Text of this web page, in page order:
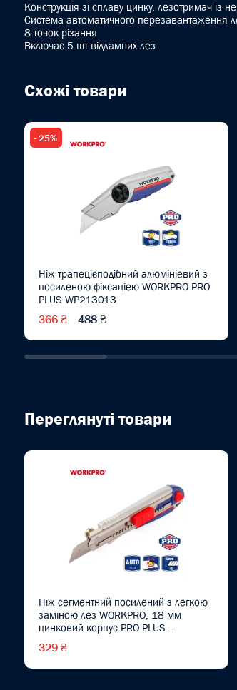
Конструкція зі сплаву цинку, лезотримач із
Система автоматичного перезавантаження
8 точок різання
Включає 5 шт відламних лез
Схожі товари
- 25%
Ніж трапецієподібний алюмініевий з
посиленою фіксаціею WORKPRO PRO
PLUS WP213013
366 ₴ 488 ₴
Переглянуті товари
Ніж сегментний посилений з легкою
заміною лез WORKPRO, 18 мм
цинковий корпус PRO PLUS
329 ₴